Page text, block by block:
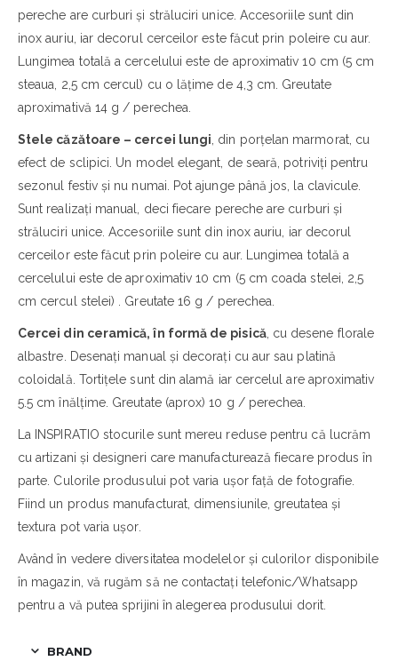
pereche are curburi și străluciri unice. Accesoriile sunt din
inox auriu, iar decorul cerceilor este făcut prin poleire cu aur.
Lungimea totală a cercelului este de aproximativ 10 cm (5 cm
steaua, 2,5 cm cercul) cu o lățime de 4,3 cm. Greutate
aproximativă 14 g / perechea.
Stele căzătoare – cercei lungi , din porțelan marmorat, cu
efect de sclipici. Un model elegant, de seară, potriviți pentru
sezonul festiv și nu numai. Pot ajunge până jos, la clavicule.
Sunt realizați manual, deci fiecare pereche are curburi și
străluciri unice. Accesoriile sunt din inox auriu, iar decorul
cerceilor este făcut prin poleire cu aur. Lungimea totală a
cercelului este de aproximativ 10 cm (5 cm coada stelei, 2,5
cm cercul stelei) . Greutate 16 g / perechea.
Cercei din ceramică, în formă de pisică, cu desene florale
albastre. Desenați manual și decorați cu aur sau platină
coloidală. Tortițele sunt din alamă iar cercelul are aproximativ
5.5 cm înălţime. Greutate (aprox) 10 g / perechea.
La INSPIRATIO stocurile sunt mereu reduse pentru că lucrăm
cu artizani și designeri care manufacturează fiecare produs în
parte. Culorile produsului pot varia ușor față de fotografie.
Fiind un produs manufacturat, dimensiunile, greutatea și
textura pot varia ușor.
Având în vedere diversitatea modelelor și culorilor disponibile
în magazin, vă rugăm să ne contactați telefonic/Whatsapp
pentru a vă putea sprijini în alegerea produsului dorit.
BRAND